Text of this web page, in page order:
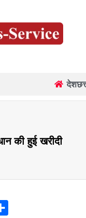
देश
की हुई खरीदी